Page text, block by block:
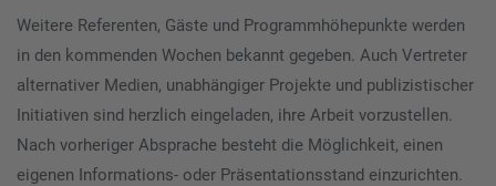
Weitere Referenten, Gäste und Programmhöhepunkte werden
in den kommenden Wochen bekannt gegeben. Auch Vertreter
alternativer Medien, unabhängiger Projekte und publizistischer
Initiativen sind herzlich eingeladen, ihre Arbeit vorzustellen.
Nach vorheriger Absprache besteht die Möglichkeit, einen
eigenen Informations- oder Präsentationsstand einzurichten.